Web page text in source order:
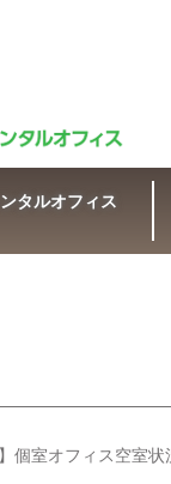
タルオフィス
個室オフィス空室